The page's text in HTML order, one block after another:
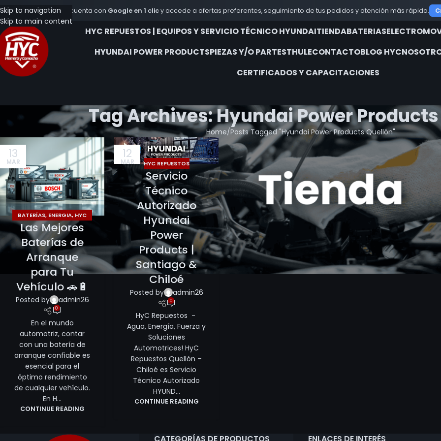
Crea tu cuenta con Google en 1 clicy accede a ofertas preferentes, seguimiento de tus pedidos y atención más rápida.
Skip to navigation
Skip to main content
HYC REPUESTOS | EQUIPOS Y SERVICIO TÉCNICO HYUNDAITIENDABATERIAS
HYUNDAI POWER PRODUCTSPIEZAS Y/O PARTESTHULECONTACTOBLOG HYC
CERTIFICADOS Y CAPACITACIONES
Tag Archives: Hyundai Power
Home Posts Tagged "Hyundai Power Products Quellón"
13
MAR
BATERÍAS, ENERGIA, HYC
REPUESTOS
Las Mejores
Baterías de
Arranque
para Tu
Vehículo 🚗🔋
Posted by admin26
0
En el mundo
automotriz, contar
con una batería de
arranque confiable es
esencial para el
óptimo rendimiento
de cualquier vehículo.
En H...
CONTINUE READING
12
MAR HYC REPUESTOS
Servicio
Técnico
Autorizado
Hyundai
Power
Products |
Santiago &
Chiloé
Posted by admin26
0
HyC Repuestos -
Agua, Energía, Fuerza y
Soluciones
Automotrices! HyC
Repuestos Quellón –
Chiloé es Servicio
Técnico Autorizado
HYUND...
CONTINUE READING